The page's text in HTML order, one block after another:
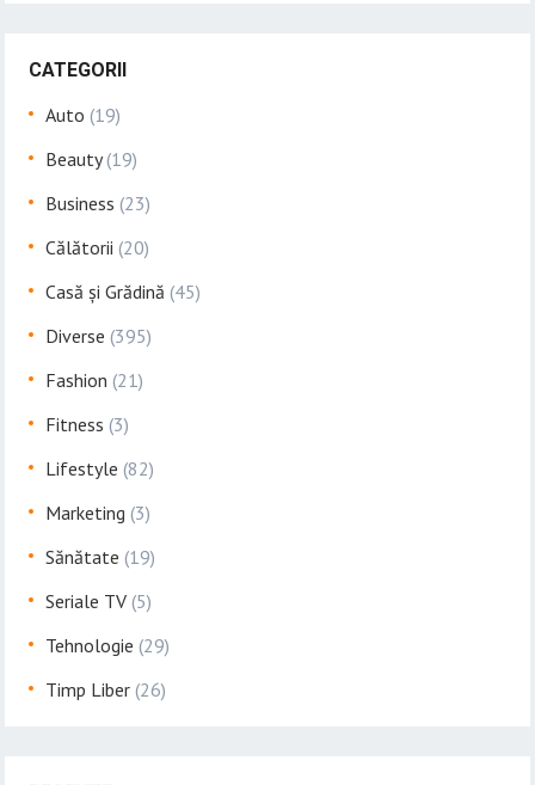
CATEGORII
Auto (19)
Beauty(19)
Business (23)
Călătorii (20)
Casă și Grădină (45)
Diverse (395)
Fashion (21)
Fitness (3)
Lifestyle (82)
Marketing (3)
Sănătate (19)
Seriale TV (5)
Tehnologie (29)
Timp Liber (26)